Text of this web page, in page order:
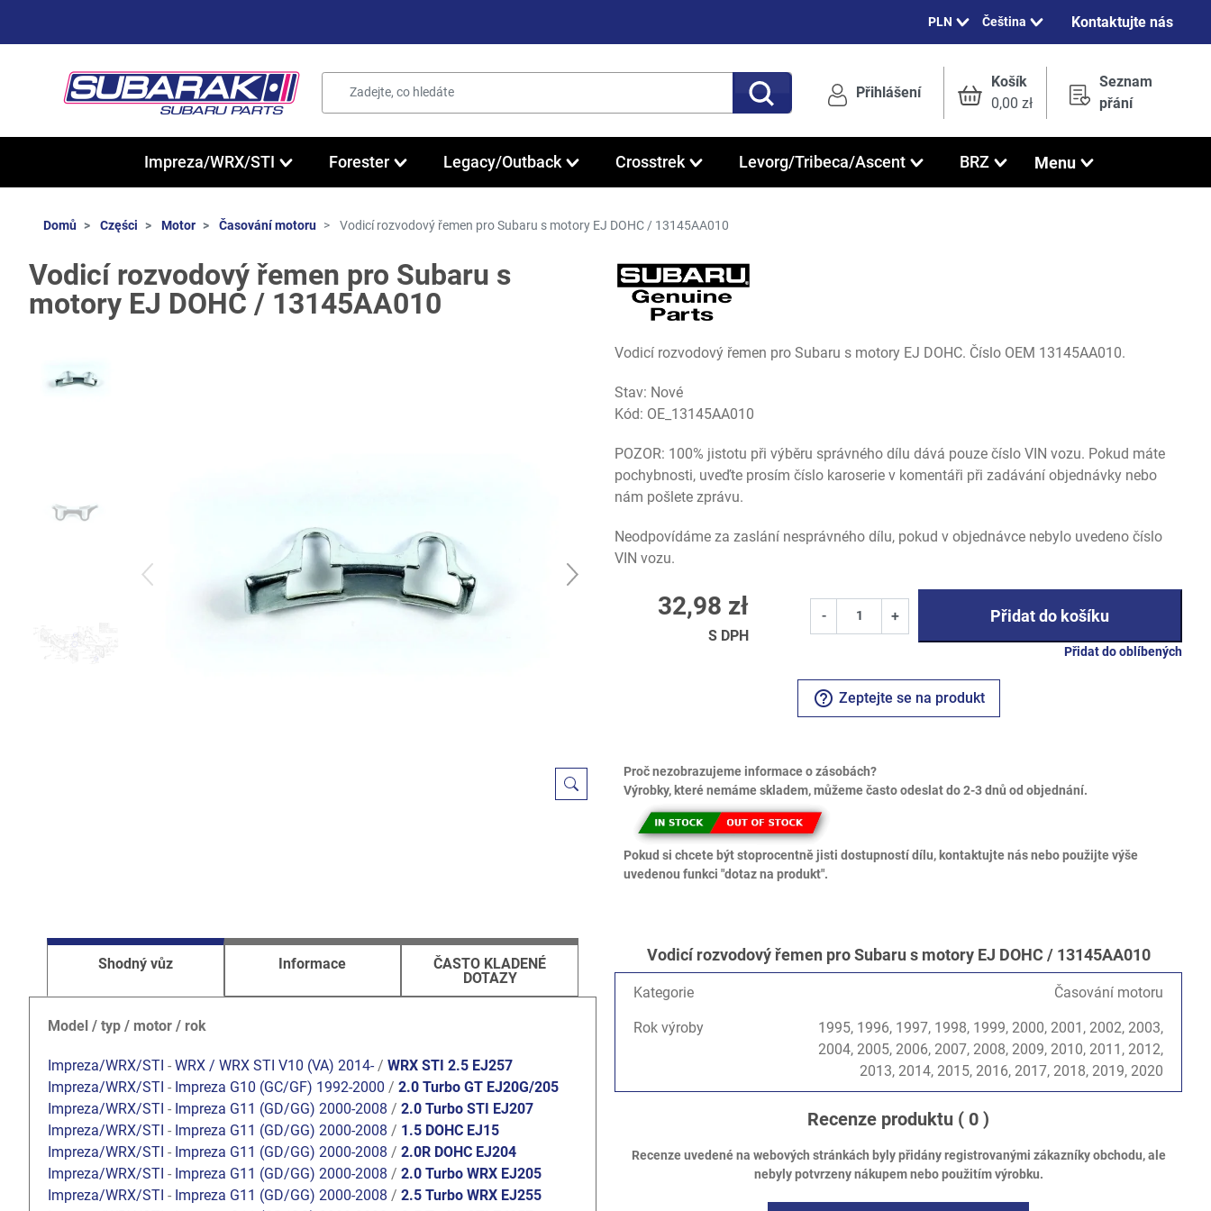
Čeština Kontaktujte nás
Přihlášení
Košík
0,00 zł
Seznam
přání
Impreza/WRX/STI Forester Legacy/Outback Crosstrek Levorg/Tribeca/Ascent BRZ Menu
Domů Części Motor Časování motoru Vodicí rozvodový řemen pro Subaru s motory EJ DOHC / 13145AA010
Vodicí rozvodový řemen pro Subaru s
motory EJ DOHC / 13145AA010
Vodicí rozvodový řemen pro Subaru s motory EJ DOHC. Číslo OEM 13145AA010.
Stav: Nové
Kód: OE_13145AA010
POZOR: 100% jistotu při výběru správného dílu dává pouze číslo VIN vozu. Pokud máte
pochybnosti, uveďte prosím číslo karoserie v komentáři při zadávání objednávky nebo
nám pošlete zprávu.
Neodpovídáme za zaslání nesprávného dílu, pokud v objednávce nebylo uvedeno číslo
VIN vozu.
32,98 zł
S DPH
- + Přidat do košíku
Přidat do oblíbených
help_outline Zeptejte se na produkt
Proč nezobrazujeme informace o zásobách?
Výrobky, které nemáme skladem, můžeme často odeslat do 2-3 dnů od objednání.
Pokud si chcete být stoprocentně jisti dostupností dílu, kontaktujte nás nebo použijte výše
uvedenou funkci "dotaz na produkt".
Shodný vůz Informace
ČASTO KLADENÉ
DOTAZY
Model / typ / motor / rok
Impreza/WRX/STI - WRX / WRX STI V10 (VA) 2014-/ WRX STI 2.5 EJ257
Impreza/WRX/STI - Impreza G10 (GC/GF) 1992-2000 / 2.0 Turbo GT EJ20G/205
Impreza/WRX/STI - Impreza G11 (GD/GG) 2000-2008 / 2.0 Turbo STI EJ207
Impreza/WRX/STI - Impreza G11 (GD/GG) 2000-2008 / 1.5 DOHC EJ15
Impreza/WRX/STI - Impreza G11 (GD/GG) 2000-2008 / 2.0R DOHC EJ204
Impreza/WRX/STI - Impreza G11 (GD/GG) 2000-2008 / 2.0 Turbo WRX EJ205
Impreza/WRX/STI - Impreza G11 (GD/GG) 2000-2008 / 2.5 Turbo WRX EJ255
Vodicí rozvodový řemen pro Subaru s motory EJ DOHC / 13145AA010
Kategorie Časování motoru
Rok výroby
1995, 1996, 1997, 1998, 1999, 2000, 2001, 2002, 2003,
2004, 2005, 2006, 2007, 2008, 2009, 2010, 2011, 2012,
2013, 2014, 2015, 2016, 2017, 2018, 2019, 2020
Recenze produktu ( 0 )
Recenze uvedené na webových stránkách byly přidány registrovanými zákazníky obchodu, ale
nebyly potvrzeny nákupem nebo použitím výrobku.